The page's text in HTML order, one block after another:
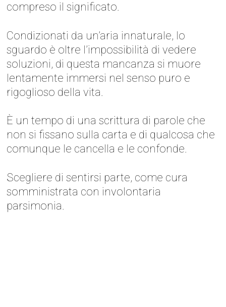
compreso il significato.
Condizionati da un’aria innaturale, lo
sguardo è oltre l’impossibilità di vedere
soluzioni, di questa mancanza si muore
lentamente immersi nel senso puro e
rigoglioso della vita.
È un tempo di una scrittura di parole che
non si fissano sulla carta e di qualcosa che
comunque le cancella e le confonde.
Scegliere di sentirsi parte, come cura
somministrata con involontaria
parsimonia.